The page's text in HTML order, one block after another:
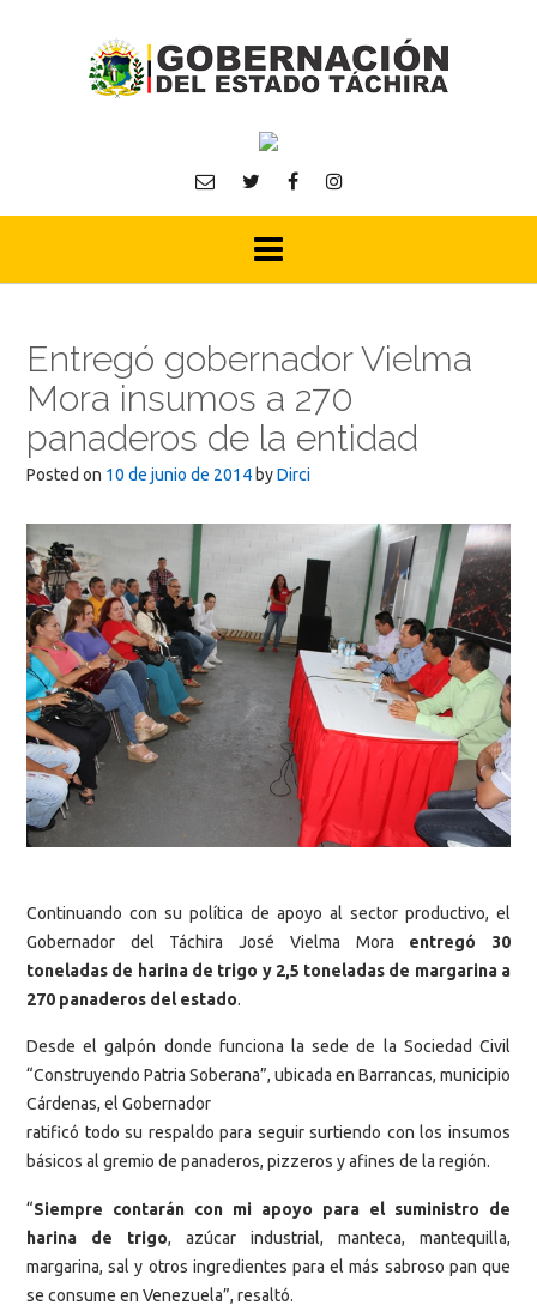
Entregó gobernador Vielma
Mora insumos a 270
panaderos de la entidad
Posted on 10 de junio de 2014 byDirci
Continuando con su política de apoyo al sector productivo, el
Gobernador del Táchira José Vielma Mora entregó 30
toneladas de harina de trigo y 2,5 toneladas de margarina a
270 panaderos del estado.
Desde el galpón donde funciona la sede de la Sociedad Civil
“Construyendo Patria Soberana”, ubicada en Barrancas, municipio
Cárdenas, el Gobernador
ratificó todo su respaldo para seguir surtiendo con los insumos
básicos al gremio de panaderos, pizzeros y afines de la región.
“Siempre contarán con mi apoyo para el suministro de
harina de trigo, azúcar industrial, manteca, mantequilla,
margarina, sal y otros ingredientes para el más sabroso pan que
se consume en Venezuela”, resaltó.